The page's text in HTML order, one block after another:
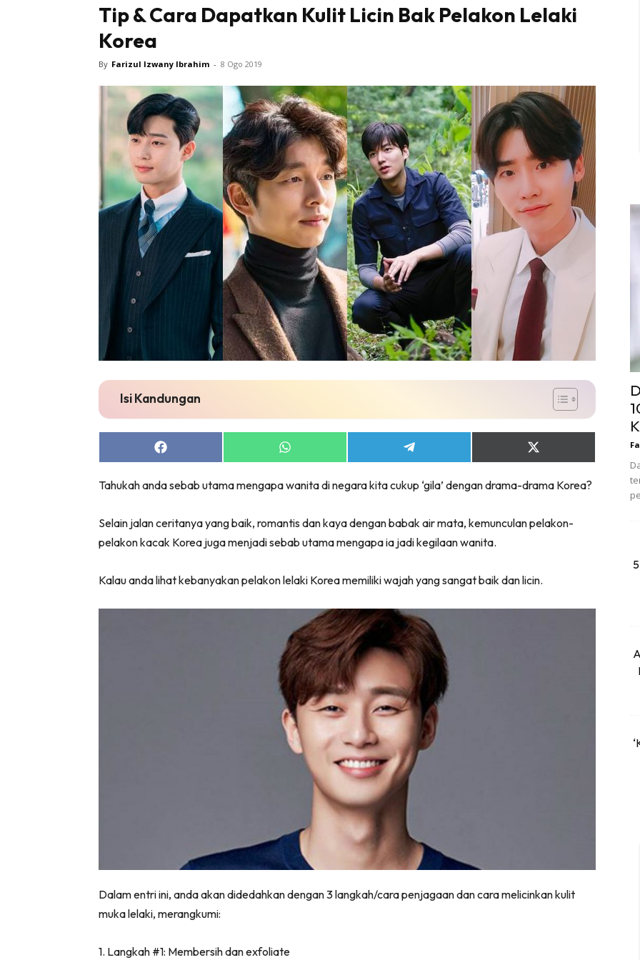
Tip & Cara Dapatkan Kulit Licin Bak Pelakon Lelaki
Korea
By Farizul Izwany Ibrahim - 8 Ogo 2019
Isi Kandungan
Share
on
Share
on
Share
on
Share
on
(Twitter)
Tahukah anda sebab utama mengapa wanita di negara kita cukup ‘gila’ dengan drama-drama Korea?
Selain jalan ceritanya yang baik, romantis dan kaya dengan babak air mata, kemunculan pelakon-
pelakon kacak Korea juga menjadi sebab utama mengapa ia jadi kegilaan wanita.
Kalau anda lihat kebanyakan pelakon lelaki Korea memiliki wajah yang sangat baik dan licin.
Dalam entri ini, anda akan didedahkan dengan 3 langkah/cara penjagaan dan cara melicinkan kulit
muka lelaki, merangkumi:
1. Langkah #1: Membersih dan exfoliate